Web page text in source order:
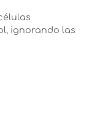
ignorando las